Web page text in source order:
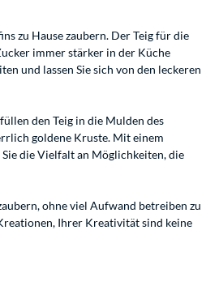
zu Hause zaubern. Der Teig für die
immer stärker in der Küche
und lassen Sie sich von den leckeren
den Teig in die Mulden des
goldene Kruste. Mit einem
die Vielfalt an Möglichkeiten, die
ohne viel Aufwand betreiben zu
Ihrer Kreativität sind keine